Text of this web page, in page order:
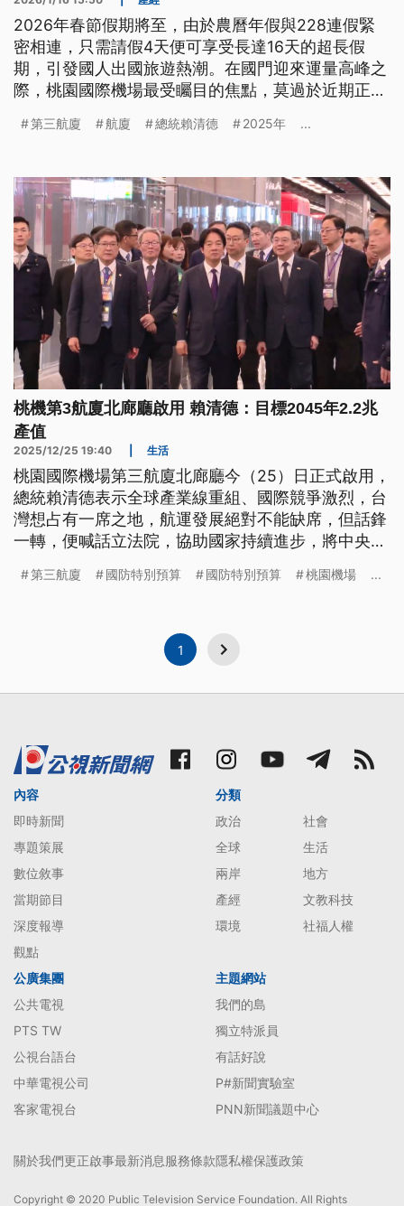
2026年春節假期將至，由於農曆年假與228連假緊
密相連，只需請假4天便可享受長達16天的超長假
期，引發國人出國旅遊熱潮。在國門迎來運量高峰之
際，桃園國際機場最受矚目的焦點，莫過於近期正式
備多年的「新國門」，不僅是紓解機場飽和壓力的及
與資金的厚望。
第三航廈 航廈 總統賴清德 2025年 ...
桃機第3航廈北廊廳啟用 賴清德：目標2045年2.2兆
產值
2025/12/25 19:40 生活
桃園國際機場第三航廈北廊廳今（25）日正式啟用，
總統賴清德表示全球產業線重組、國際競爭激烈，台
灣想占有一席之地，航運發展絕對不能缺席，但話鋒
一轉，便喊話立法院，協助國家持續進步，將中央總
與建設。藍營則批評，行政院長不副署《財劃法》修
第三航廈 國防特別預算 國防特別預算 桃園機場 ...
1
內容
即時新聞
專題策展
數位敘事
當期節目
深度報導
觀點
分類
政治
社會
全球
生活
兩岸
地方
產經
文教科技
環境
社福人權
公廣集團
公共電視
PTS TW
公視台語台
中華電視公司
客家電視台
主題網站
我們的島
獨立特派員
有話好說
P#新聞實驗室
PNN新聞議題中心
關於我們更正啟事最新消息服務條款隱私權保護政策
Copyright © 2020 Public Television Service Foundation. All Rights